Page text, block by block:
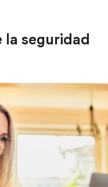
la seguridad